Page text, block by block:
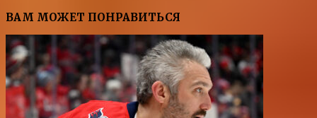
ВАМ МОЖЕТ ПОНРАВИТЬСЯ